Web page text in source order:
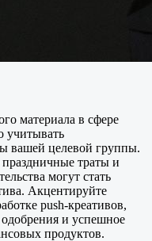
материала в сфере
учитывать
вашей целевой группы.
траты и
могут стать
Акцентируйте
push-креативов,
и успешное
продуктов.